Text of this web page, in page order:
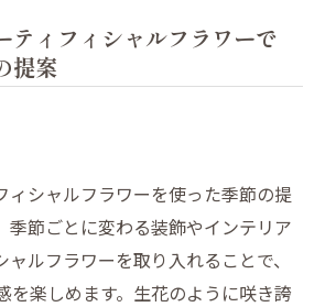
ティフィシャルフラワーで
提案
ィシャルフラワーを使った季節の提
季節ごとに変わる装飾やインテリア
ルフラワーを取り入れることで、
を楽しめます。生花のように咲き誇